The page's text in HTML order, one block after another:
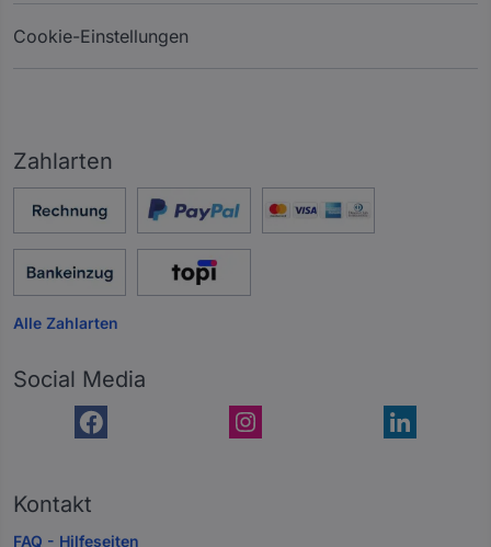
Cookie-Einstellungen
Zahlarten
Alle Zahlarten
Social Media
Kontakt
FAQ - Hilfeseiten